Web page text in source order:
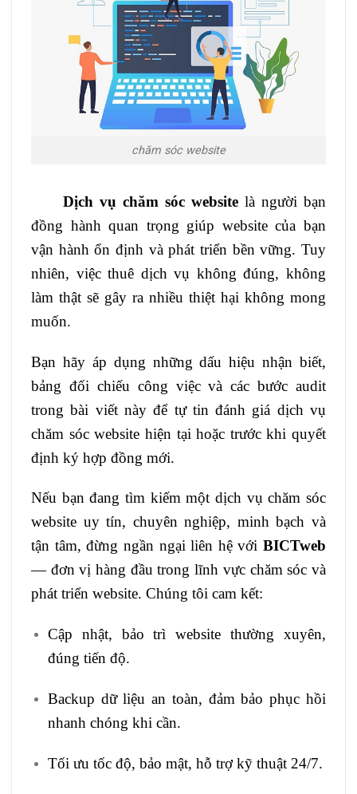
chăm sóc website
Dịch vụ chăm sóc website là người bạn
đồng hành quan trọng giúp website của bạn
vận hành ổn định và phát triển bền vững. Tuy
nhiên, việc thuê dịch vụ không đúng, không
làm thật sẽ gây ra nhiều thiệt hại không mong
muốn.
Bạn hãy áp dụng những dấu hiệu nhận biết,
bảng đối chiếu công việc và các bước audit
trong bài viết này để tự tin đánh giá dịch vụ
chăm sóc website hiện tại hoặc trước khi quyết
định ký hợp đồng mới.
Nếu bạn đang tìm kiếm một dịch vụ chăm sóc
website uy tín, chuyên nghiệp, minh bạch và
tận tâm, đừng ngần ngại liên hệ với BICTweb
— đơn vị hàng đầu trong lĩnh vực chăm sóc và
phát triển website. Chúng tôi cam kết:
Cập nhật, bảo trì website thường xuyên,
đúng tiến độ.
Backup dữ liệu an toàn, đảm bảo phục hồi
nhanh chóng khi cần.
Tối ưu tốc độ, bảo mật, hỗ trợ kỹ thuật 24/7.